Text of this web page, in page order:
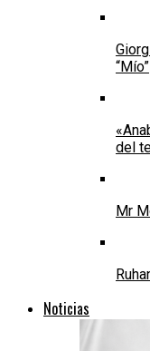
“Mío”
del
Mr
Noticias